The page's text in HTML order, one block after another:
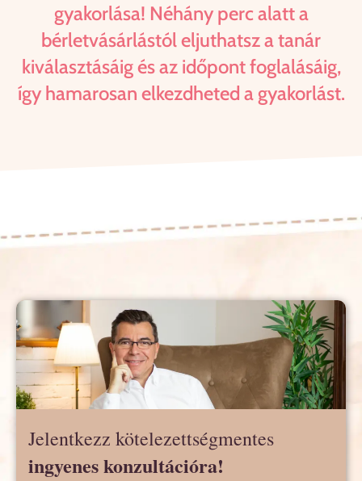
gyakorlása! Néhány perc alatt a
bérletvásárlástól eljuthatsz a tanár
kiválasztásáig és az időpont foglalásáig,
így hamarosan elkezdheted a gyakorlást.
Jelentkezz kötelezettségmentes
ingyenes konzultációra!